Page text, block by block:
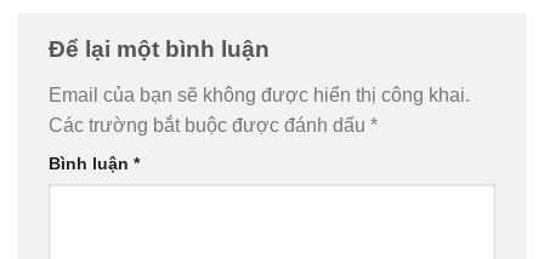
Để lại một bình luận
Email của bạn sẽ không được hiển thị công khai.
Các trường bắt buộc được đánh dấu *
Bình luận *